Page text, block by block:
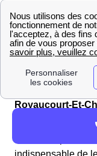
contacter le
Enedis
d'urgence pour le
interruption de
Trouvez les
Royaucourt-Et-
Si vous souhaitez